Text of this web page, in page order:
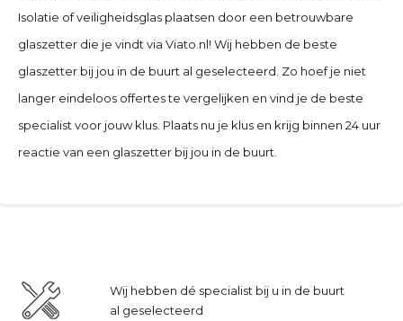
Isolatie of veiligheidsglas plaatsen door een betrouwbare
glaszetter die je vindt via Viato.nl! Wij hebben de beste
glaszetter bij jou in de buurt al geselecteerd. Zo hoef je niet
langer eindeloos offertes te vergelijken en vind je de beste
specialist voor jouw klus. Plaats nu je klus en krijg binnen 24 uur
reactie van een glaszetter bij jou in de buurt.
Wij hebben dé specialist bij u in de buurt
al geselecteerd